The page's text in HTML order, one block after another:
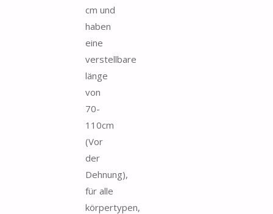
cm und
haben
eine
verstellbare
länge
von
70-
110cm
(Vor
der
Dehnung),
für alle
körpertypen,